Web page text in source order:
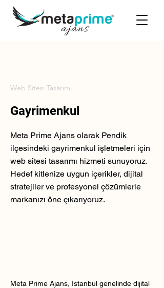
Web Sitesi Tasarımı
Gayrimenkul
Meta Prime Ajans olarak Pendik
ilçesindeki gayrimenkul işletmeleri için
web sitesi tasarımı hizmeti sunuyoruz.
Hedef kitlenize uygun içerikler, dijital
stratejiler ve profesyonel çözümlerle
markanızı öne çıkarıyoruz.
Meta Prime Ajans, İstanbul genelinde dijital